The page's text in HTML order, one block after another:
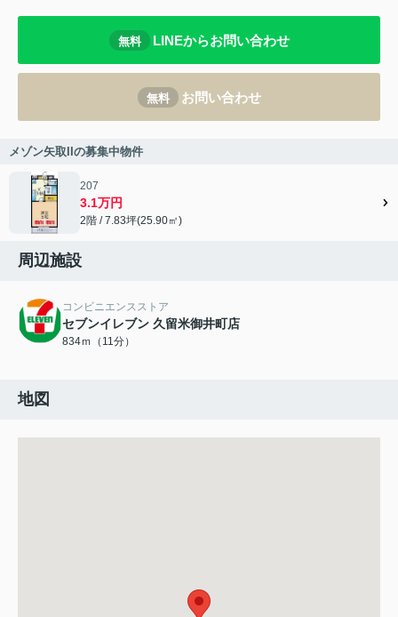
無料 LINEからお問い合わせ
無料 お問い合わせ
メゾン矢取IIの募集中物件
207
3.1万円
2階 / 7.83坪(25.90㎡)
周辺施設
コンビニエンスストア
セブンイレブン 久留米御井町店
834ｍ（11分）
地図